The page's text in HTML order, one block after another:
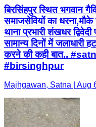
बिरसिंहपुर स्थित भगवान
समाजसेवियों का धरना,मौके
थाना प्रभारी शंखधर
सामान्य दिनों में जलाधारी
करने की कही बात..
#birsinghpur
Majhgawan, Satna | Aug